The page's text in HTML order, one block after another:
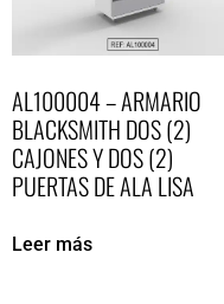
AL100004 – ARMARIO
BLACKSMITH DOS (2)
CAJONES Y DOS (2)
PUERTAS DE ALA LISA
Leer más